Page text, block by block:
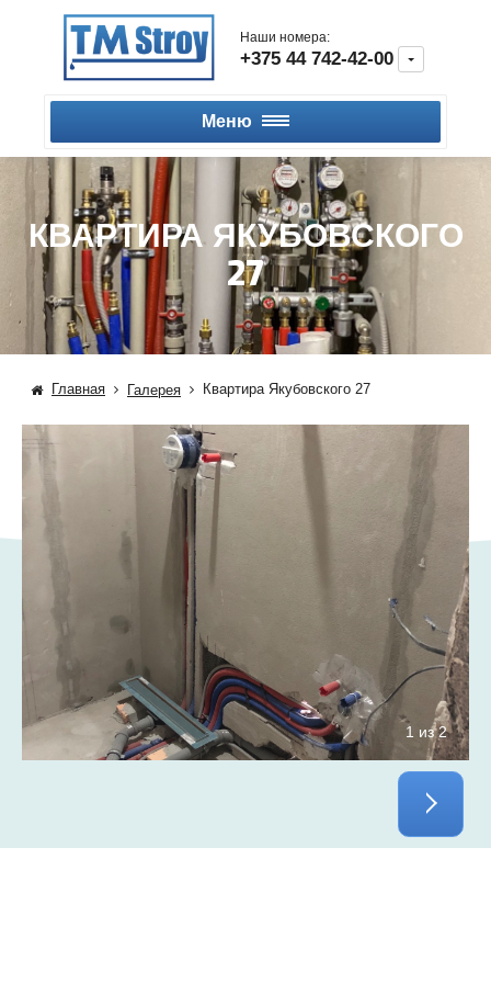
Наши номера:
+375 44 742-42-00
Меню
КВАРТИРА ЯКУБОВСКОГО
27
Главная Галерея Квартира Якубовского 27
1 из 2